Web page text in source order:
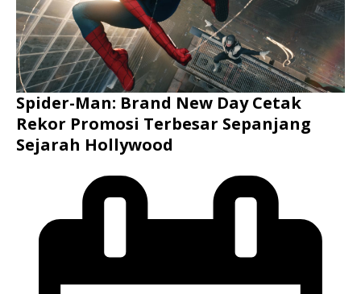
Spider-Man: Brand New Day Cetak
Rekor Promosi Terbesar Sepanjang
Sejarah Hollywood